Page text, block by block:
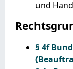
und
§ 4f